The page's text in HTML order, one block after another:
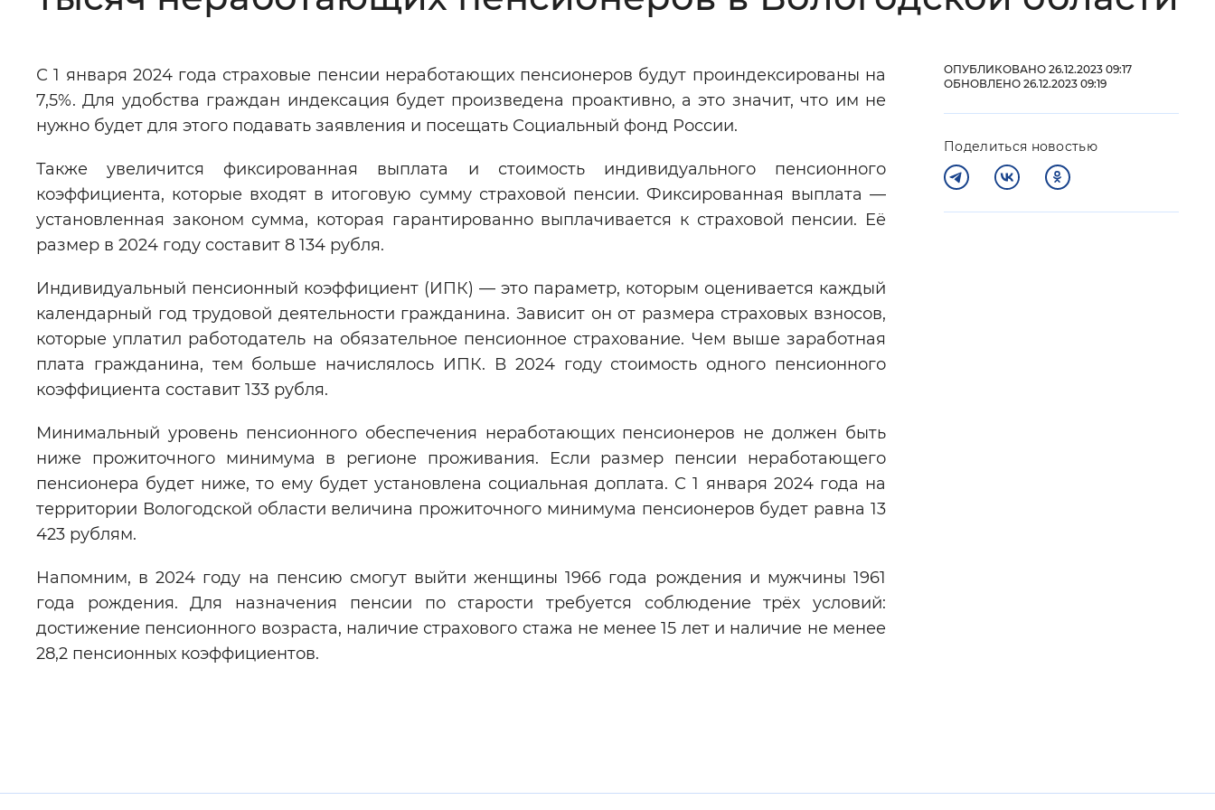
Изображения: Включены Выключены
Звуковой ассистент: Воспроизвести Остановить Повторить
Вернуть стандартные настройки
С 1 января 2024 года страховые пенсии неработающих пенсионеров будут проиндексированы на
7,5%. Для удобства граждан индексация будет произведена проактивно, а это значит, что им не
нужно будет для этого подавать заявления и посещать Социальный фонд России.
Также увеличится фиксированная выплата и стоимость индивидуального пенсионного
коэффициента, которые входят в итоговую сумму страховой пенсии. Фиксированная выплата —
установленная законом сумма, которая гарантированно выплачивается к страховой пенсии. Её
размер в 2024 году составит 8 134 рубля.
Индивидуальный пенсионный коэффициент (ИПК) — это параметр, которым оценивается каждый
календарный год трудовой деятельности гражданина. Зависит он от размера страховых взносов,
которые уплатил работодатель на обязательное пенсионное страхование. Чем выше заработная
плата гражданина, тем больше начислялось ИПК. В 2024 году стоимость одного пенсионного
коэффициента составит 133 рубля.
Минимальный уровень пенсионного обеспечения неработающих пенсионеров не должен быть
ниже прожиточного минимума в регионе проживания. Если размер пенсии неработающего
пенсионера будет ниже, то ему будет установлена социальная доплата. С 1 января 2024 года на
территории Вологодской области величина прожиточного минимума пенсионеров будет равна 13
423 рублям.
Напомним, в 2024 году на пенсию смогут выйти женщины 1966 года рождения и мужчины 1961
года рождения. Для назначения пенсии по старости требуется соблюдение трёх условий:
достижение пенсионного возраста, наличие страхового стажа не менее 15 лет и наличие не менее
28,2 пенсионных коэффициентов.
ОПУБЛИКОВАНО 26.12.2023 09:17
ОБНОВЛЕНО 26.12.2023 09:19
Поделиться новостью